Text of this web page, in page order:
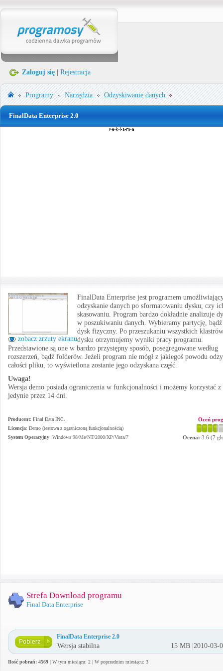
Zaloguj się Rejestracja
Programy Narzędzia Odzyskiwanie danych
FinalData Enterprise 2.0
zobacz zrzuty ekranu
FinalData Enterprise jest programem
odzyskanie danych po sformatowaniu dysku, czy
skasowaniu. Program bardzo dokładnie analizuje
w poszukiwaniu danych. Wybieramy partycję, bądź
dysk fizyczny. Po przeszukaniu wszystkich klastrów
dysku otrzymujemy wyniki pracy programu.
Przedstawione są one w bardzo przystępny sposób, posegregowane według
rozszerzeń, bądź folderów. Jeżeli program nie mógł z jakiegoś powodu
całości pliku, to wyświetlona zostanie jego odzyskana część.
Uwaga!
Wersja demo posiada ograniczenia w funkcjonalności i możemy korzystać
jedynie przez 14 dni.
Producent: Final Data INC.
Licencja: Demo (testowa z ograniczoną funkcjonalnością)
System Operacyjny: Windows 98/Me/NT/2000/XP/Vista/7
Oceń
Ocena: 3.6 (7
Strefa Download programu
Final Data Enterprise
FinalData Enterprise 2.0
Wersja stabilna 15 MB |2010-03-
Ilość pobrań: 4569 | W tym miesiącu: 2 | W poprzednim miesiącu: 3